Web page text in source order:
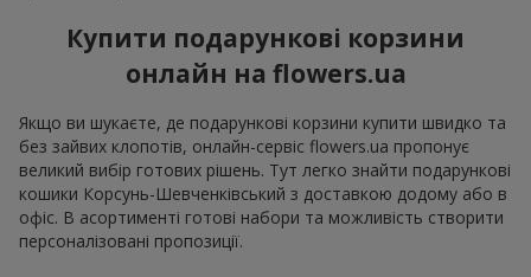
Купити подарункові корзини
онлайн на flowers.ua
Якщо ви шукаєте, де подарункові корзини купити швидко та
без зайвих клопотів, онлайн-сервіс flowers.ua пропонує
великий вибір готових рішень. Тут легко знайти подарункові
кошики Корсунь-Шевченківський з доставкою додому або в
офіс. В асортименті готові набори та можливість створити
персоналізовані пропозиції.